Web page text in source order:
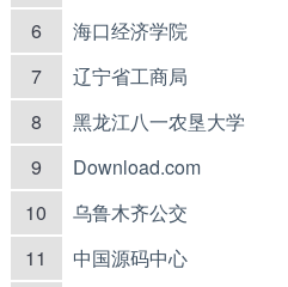
6 海口经济学院
7 辽宁省工商局
8 黑龙江八一农垦大学
9 Download.com
10 乌鲁木齐公交
11 中国源码中心